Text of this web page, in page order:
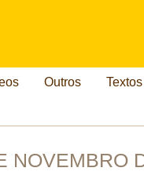
Outros
NOVEMBRO